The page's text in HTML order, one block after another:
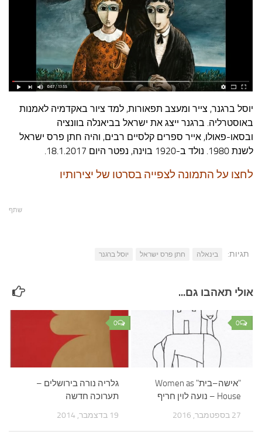
עצות סבתא
סבתא מספרת
נווה הבלוגים
קשר משפחתי
פינת הנכד
כתבו אלינו
יוסל ברגנר, צייר ומעצב תפאורות, למד ציור באקדמיה לאמנות
באוסטרליה. ברגנר ייצג את ישראל בביאנלה בוונציה
ובסאו-פאולו, אייר ספרים קלסיים רבים, והיה חתן פרס ישראל
לשנת 1980. נולד ב-1920 בוינה, נפטר היום 18.1.2017.
לחצו על התמונה לצפייה בסרטו של יצירותיו
שתף
תגיות: בינאלה חתן פרס ישראל יוסל ברגנר
אולי תאהבו גם...
0
גלריה נורה בירושלים –
תערוכה חדשה
19 בדצמבר, 2014
0
"אישה–בית" Women as
House – נועה לוין חריף
27 בספטמבר, 2016